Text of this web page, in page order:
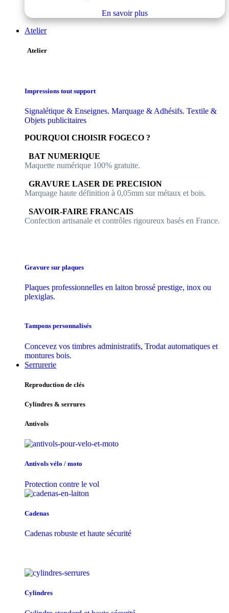
En savoir plus
Atelier
Atelier
Impressions tout support
Signalétique & Enseignes. Marquage & Adhésifs. Textile &
Objets publicitaires
POURQUOI CHOISIR FOGECO ?
​​ BAT NUMERIQUE
Maquette numérique 100% ​gratuite.
​GRAVURE LASER DE PRECISION
Marquage haute définition à 0,05mm sur métaux et bois.
​SAVOIR-FAIRE FRANCAIS
Confection artisanale et contrôles ​rigoureux basés en France.
Gravure sur plaques
Plaques professionnelles en laiton brossé prestige, inox ou
plexiglas.
Tampons personnalisés
Concevez vos timbres administratifs, Trodat automatiques et
montures bois.
Serrurerie
Reproduction de clés
Cylindres & serrures
Antivols
Antivols vélo / moto
Protection contre le vol
Cadenas
Cadenas robuste et haute sécurité
Cylindres